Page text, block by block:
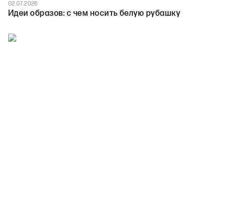
02.07.2026
Идеи образов: с чем носить белую рубашку